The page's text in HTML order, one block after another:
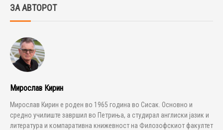
ЗА АВТОРОТ
Мирослав Кирин
Мирослав Кирин е роден во 1965 година во Сисак. Основно и
средно училиште завршил во Петриња, а студирал англиски јазик и
литература и компаративна книжевност на Филозофскиот факултет